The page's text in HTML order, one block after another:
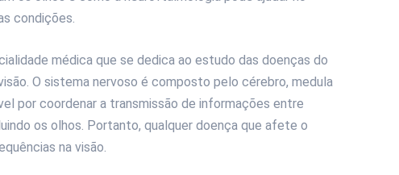
condições.
médica que se dedica ao estudo das doenças do
O sistema nervoso é composto pelo cérebro, medula
por coordenar a transmissão de informações entre
os olhos. Portanto, qualquer doença que afete o
na visão.